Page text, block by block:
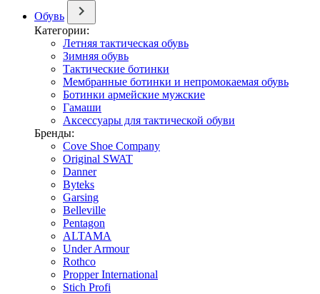
Обувь
Категории:
Летняя тактическая обувь
Зимняя обувь
Тактические ботинки
Мембранные ботинки и непромокаемая обувь
Ботинки армейские мужские
Гамаши
Аксессуары для тактической обуви
Бренды:
Cove Shoe Company
Original SWAT
Danner
Byteks
Garsing
Belleville
Pentagon
ALTAMA
Under Armour
Rothco
Propper International
Stich Profi